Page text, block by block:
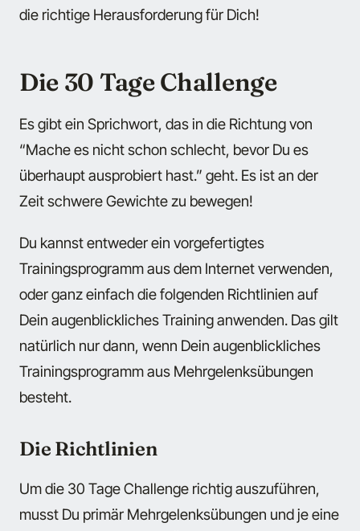
die richtige Herausforderung für Dich!
Die 30 Tage Challenge
Es gibt ein Sprichwort, das in die Richtung von
“Mache es nicht schon schlecht, bevor Du es
überhaupt ausprobiert hast.” geht. Es ist an der
Zeit schwere Gewichte zu bewegen!
Du kannst entweder ein vorgefertigtes
Trainingsprogramm aus dem Internet verwenden,
oder ganz einfach die folgenden Richtlinien auf
Dein augenblickliches Training anwenden. Das gilt
natürlich nur dann, wenn Dein augenblickliches
Trainingsprogramm aus Mehrgelenksübungen
besteht.
Die Richtlinien
Um die 30 Tage Challenge richtig auszuführen,
musst Du primär Mehrgelenksübungen und je eine